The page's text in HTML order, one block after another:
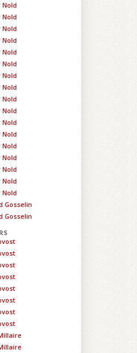
Nold
Nold
Nold
Nold
Nold
Nold
Nold
Nold
Nold
Nold
Nold
Nold
Nold
Nold
Nold
Nold
Nold
Gosselin
Gosselin